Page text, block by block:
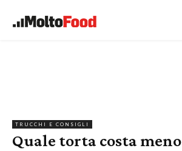
TRUCCHI E CONSIGLI
Quale torta costa meno